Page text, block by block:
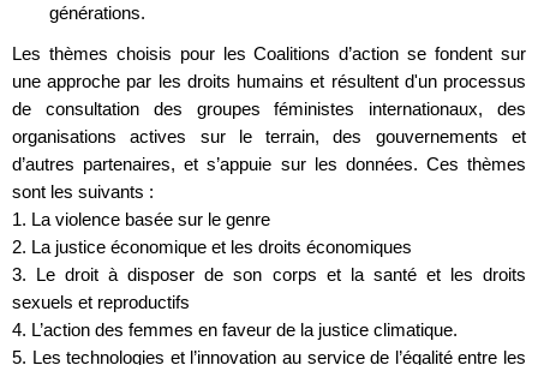
générations.
Les thèmes choisis pour les Coalitions d’action se fondent sur
une approche par les droits humains et résultent d'un processus
de consultation des groupes féministes internationaux, des
organisations actives sur le terrain, des gouvernements et
d’autres partenaires, et s’appuie sur les données. Ces thèmes
sont les suivants :
1. La violence basée sur le genre
2. La justice économique et les droits économiques
3. Le droit à disposer de son corps et la santé et les droits
sexuels et reproductifs
4. L’action des femmes en faveur de la justice climatique.
5. Les technologies et l’innovation au service de l’égalité entre les